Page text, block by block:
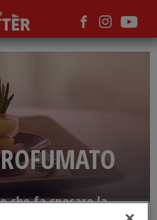
che fa sposare la